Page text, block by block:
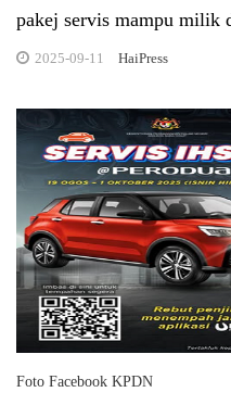
pakej servis mampu milik
2025-09-11 HaiPress
Foto Facebook KPDN